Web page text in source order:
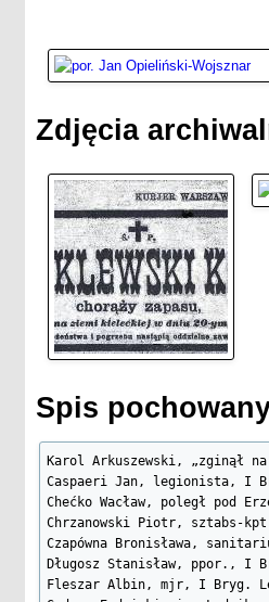
Zdjęcia
Spis
Karol Arkuszewski, „zginął na
Caspaeri Jan, legionista, I
Chećko Wacław, poległ pod
Chrzanowski Piotr, sztabs-
Czapówna Bronisława,
Długosz Stanisław, ppor., I
Fleszar Albin, mjr, I Bryg.